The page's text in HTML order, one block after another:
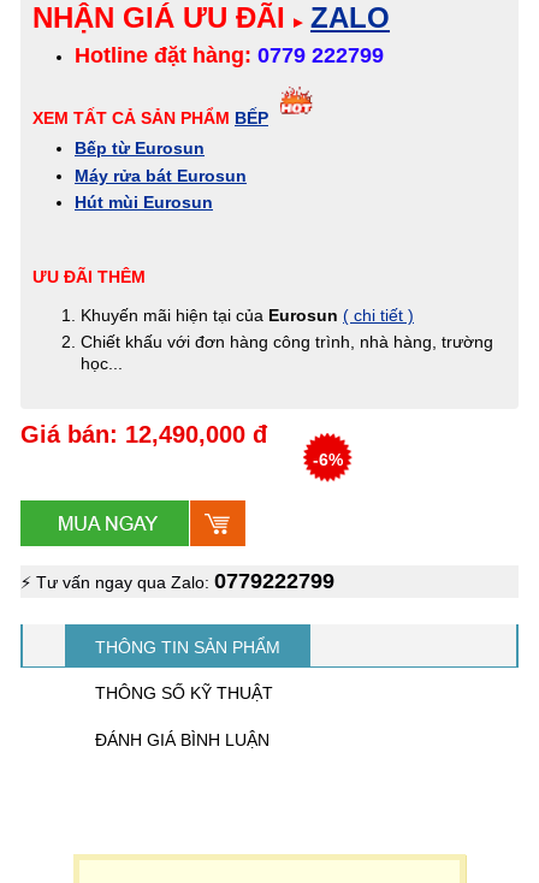
NHẬN GIÁ ƯU ĐÃI ▸ ZALO
Hotline đặt hàng: 0779 222799
XEM TẤT CẢ SẢN PHẨM BẾP
Bếp từ Eurosun
Máy rửa bát Eurosun
Hút mùi Eurosun
ƯU ĐÃI THÊM
Khuyến mãi hiện tại của Eurosun ( chi tiết )
Chiết khấu với đơn hàng công trình, nhà hàng, trường
học...
Giá bán: 12,490,000 đ
-6%
⚡ Tư vấn ngay qua Zalo: 0779222799
THÔNG TIN SẢN PHẨM
THÔNG SỐ KỸ THUẬT
ĐÁNH GIÁ BÌNH LUẬN